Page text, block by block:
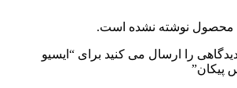
محصول نوشته نشده است.
را ارسال می کنید برای “ایسیو
پیکان”